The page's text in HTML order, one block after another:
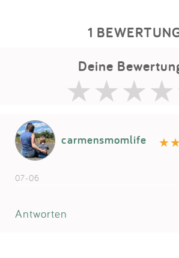
1
Deine
carmensmomlife
07-06
Antworten